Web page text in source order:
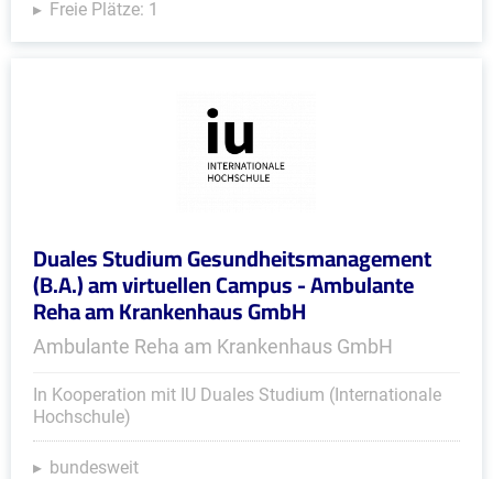
Freie Plätze: 1
Duales Studium Gesundheitsmanagement
(B.A.) am virtuellen Campus - Ambulante
Reha am Krankenhaus GmbH
Ambulante Reha am Krankenhaus GmbH
In Kooperation mit IU Duales Studium (Internationale
Hochschule)
bundesweit